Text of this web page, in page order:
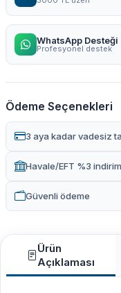
WhatsApp Desteği
Profesyonel destek
Ödeme Seçenekleri
3 aya kadar vadesiz
Havale/EFT %3 indirim
Güvenli ödeme
Ürün
Açıklaması